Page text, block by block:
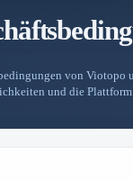
von Viotopo
und die